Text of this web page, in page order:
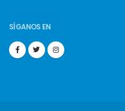
SÍGANOS EN